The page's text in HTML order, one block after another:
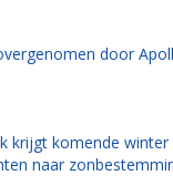
door
krijgt komende winter
naar